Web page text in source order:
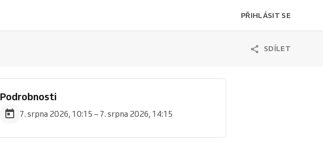
PŘIHLÁSIT SE
SDÍLET
Podrobnosti
7. srpna 2026, 10:15 – 7. srpna 2026, 14:15